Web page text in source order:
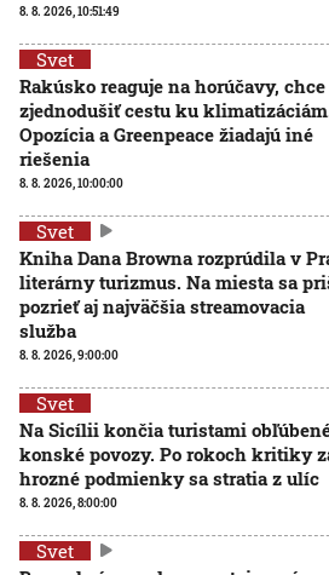
8. 8. 2026, 10:51:49
Svet
Rakúsko reaguje na horúčavy, chce
zjednodušiť cestu ku
Opozícia a Greenpeace žiadajú iné
riešenia
8. 8. 2026, 10:00:00
Svet
Kniha Dana Browna rozprúdila v
literárny turizmus. Na miesta sa
pozrieť aj najväčšia streamovacia
služba
8. 8. 2026, 9:00:00
Svet
Na Sicílii končia turistami
konské povozy. Po rokoch kritiky
hrozné podmienky sa stratia z ulíc
8. 8. 2026, 8:00:00
Svet